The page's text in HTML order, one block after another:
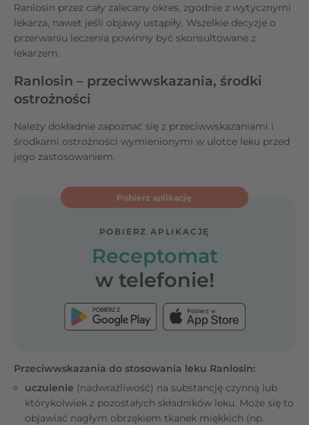
Ranlosin przez cały zalecany okres, zgodnie z wytycznymi
lekarza, nawet jeśli objawy ustąpiły. Wszelkie decyzje o
przerwaniu leczenia powinny być skonsultowane z
lekarzem.
Ranlosin – przeciwwskazania, środki
ostrożności
Należy dokładnie zapoznać się z przeciwwskazaniami i
środkami ostrożności wymienionymi w ulotce leku przed
jego zastosowaniem.
Pobierz aplikację
POBIERZ APLIKACJĘ
Receptomat
w telefonie!
Przeciwwskazania do stosowania leku Ranlosin:
uczulenie (nadwrażliwość) na substancję czynną lub
którykolwiek z pozostałych składników leku. Może się to
objawiać nagłym obrzękiem tkanek miękkich (np.